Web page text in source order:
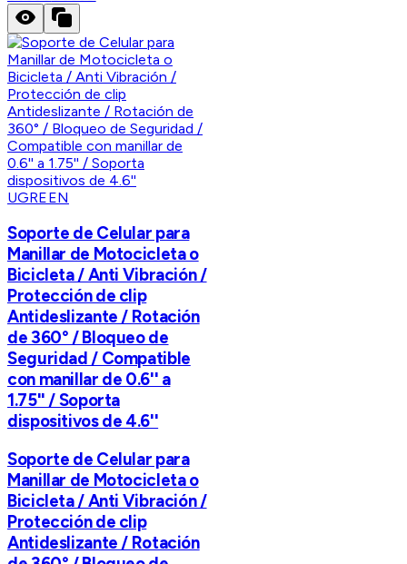
UGREEN
Soporte de Celular para
Manillar de Motocicleta o
Bicicleta / Anti Vibración /
Protección de clip
Antideslizante / Rotación
de 360° / Bloqueo de
Seguridad / Compatible
con manillar de 0.6'' a
1.75'' / Soporta
dispositivos de 4.6''
Soporte de Celular para
Manillar de Motocicleta o
Bicicleta / Anti Vibración /
Protección de clip
Antideslizante / Rotación